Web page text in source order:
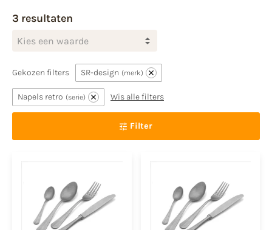
3 resultaten
Kies een waarde
Gekozen filters SR-design merk
Napels retro serie Wis alle filters
Filter